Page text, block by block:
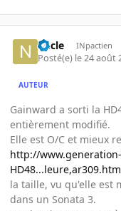
nucle INpactien
Posté(e) le 24 août
AUTEUR
Gainward a sorti la
entièrement modifié.
Elle est O/C et mieux
http://
HD48...leure,ar309.htm
la taille, vu qu'elle est
dans un Sonata 3.